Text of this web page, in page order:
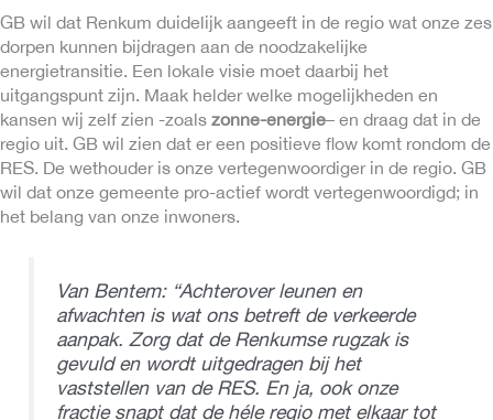
GB wil dat Renkum duidelijk aangeeft in de regio wat onze zes
dorpen kunnen bijdragen aan de noodzakelijke
energietransitie. Een lokale visie moet daarbij het
uitgangspunt zijn. Maak helder welke mogelijkheden en
kansen wij zelf zien -zoals zonne-energie– en draag dat in de
regio uit. GB wil zien dat er een positieve flow komt rondom de
RES. De wethouder is onze vertegenwoordiger in de regio. GB
wil dat onze gemeente pro-actief wordt vertegenwoordigd; in
het belang van onze inwoners.
Van Bentem: “Achterover leunen en
afwachten is wat ons betreft de verkeerde
aanpak. Zorg dat de Renkumse rugzak is
gevuld en wordt uitgedragen bij het
vaststellen van de RES. En ja, ook onze
fractie snapt dat de héle regio met elkaar tot